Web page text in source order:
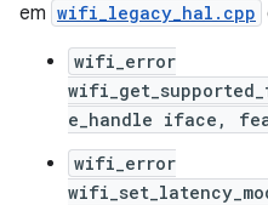
em wifi_legacy_hal.cpp
wifi_error
e_handle iface,
wifi_error